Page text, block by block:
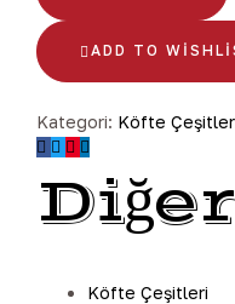
ADD TO
Kategori: Köfte
Köfte Çeşitleri